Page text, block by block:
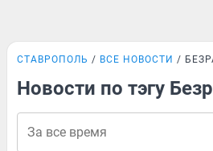
СТАВРОПОЛЬ ВСЕ НОВОСТИ
Новости по тэгу